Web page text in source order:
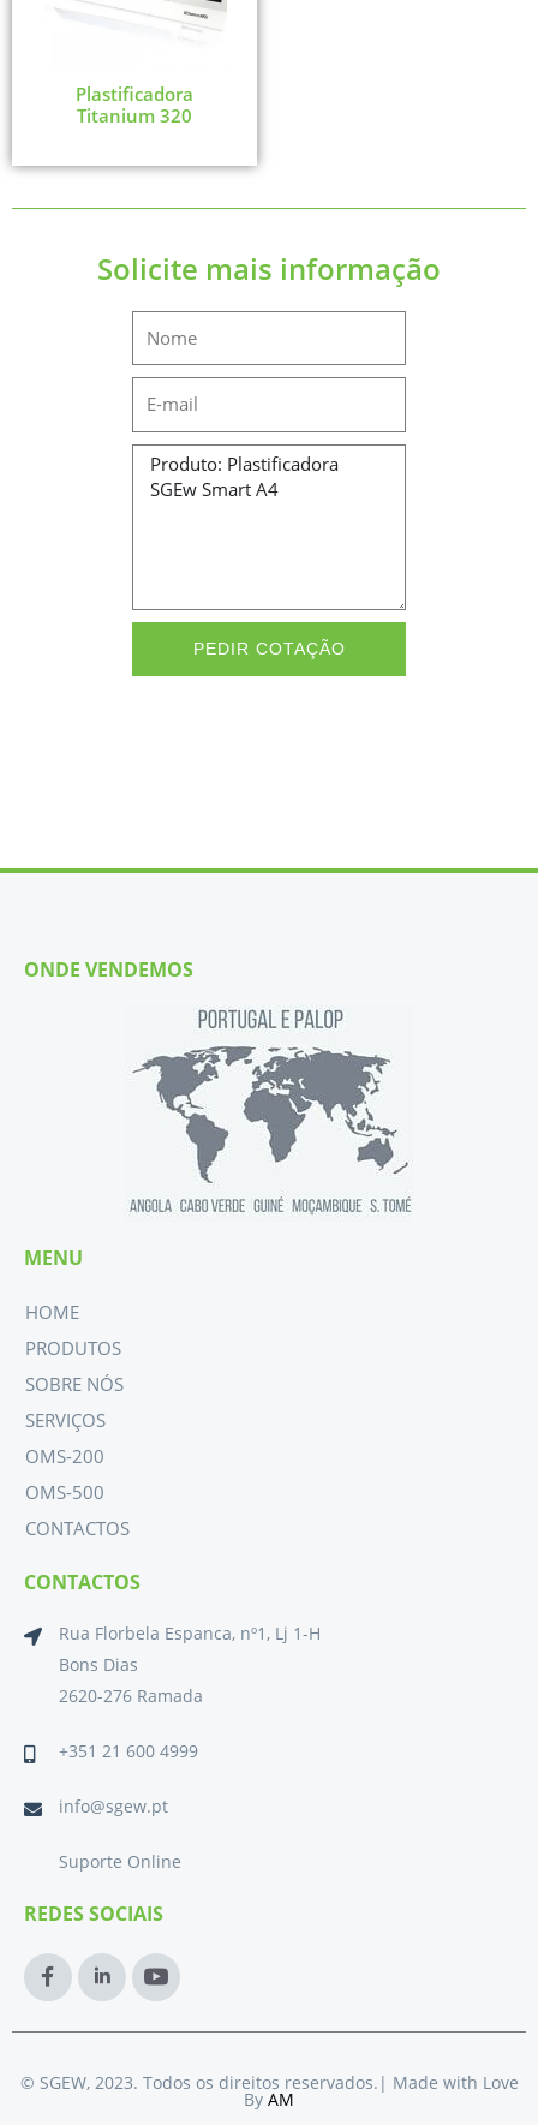
Plastificadora
Titanium 320
Solicite mais informação
Email
Message
PEDIR COTAÇÃO
ONDE VENDEMOS
MENU
HOME
PRODUTOS
SOBRE NÓS
SERVIÇOS
OMS-200
OMS-500
CONTACTOS
CONTACTOS
Rua Florbela Espanca, nº1, Lj 1-H
Bons Dias
2620-276 Ramada
+351 21 600 4999
info@sgew.pt
Suporte Online
REDES SOCIAIS
J
k
i
-
a
J
k
i
-
i
J
k
i
-
o
© SGEW, 2023. Todos os direitos reservados.| Made with Love
By AM